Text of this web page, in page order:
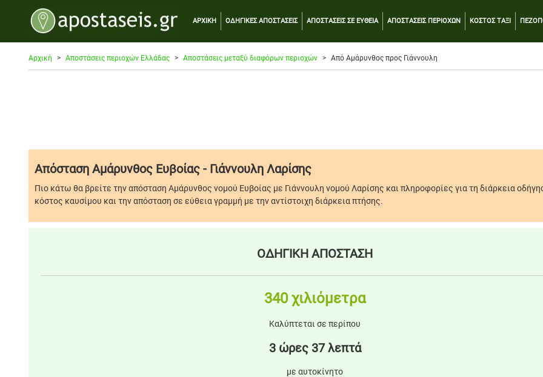
ΑΡΧΙΚΗ ΟΔΗΓΙΚΕΣ ΑΠΟΣΤΑΣΕΙΣ ΑΠΟΣΤΑΣΕΙΣ ΣΕ ΕΥΘΕΙΑ ΑΠΟΣΤΑΣΕΙΣ ΠΕΡΙΟΧΩΝ ΚΟΣΤΟΣ ΤΑΞΙ
Αρχική Αποστάσεις περιοχών Ελλάδας Αποστάσεις μεταξύ διαφόρων περιοχών Από Αμάρυνθος προς Γιάννουλη
Απόσταση Αμάρυνθος Ευβοίας - Γιάννουλη Λαρίσης
Πιο κάτω θα βρείτε την απόσταση Αμάρυνθος νομού Ευβοίας με Γιάννουλη νομού Λαρίσης και πληροφορίες για τη διάρκεια
κόστος καυσίμου και την απόσταση σε εύθεια γραμμή με την αντίστοιχη διάρκεια πτήσης.
ΟΔΗΓΙΚΗ ΑΠΟΣΤΑΣΗ
340 χιλιόμετρα
Καλύπτεται σε περίπου
3 ώρες 37 λεπτά
με αυτοκίνητο